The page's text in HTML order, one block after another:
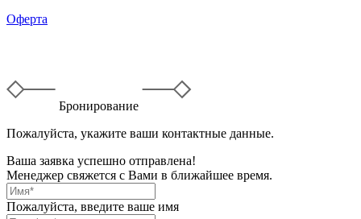
Оферта
Бронирование
Пожалуйста, укажите ваши контактные данные.
Ваша заявка успешно отправлена!
Менеджер свяжется с Вами в ближайшее время.
Пожалуйста, введите ваше имя